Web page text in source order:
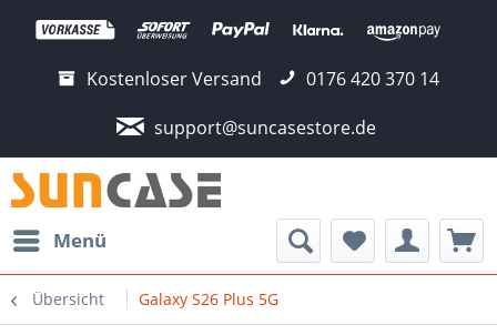
Kostenloser Versand
0176 420 370 14
support@suncasestore.de
Menü
Übersicht Galaxy S26 Plus 5G